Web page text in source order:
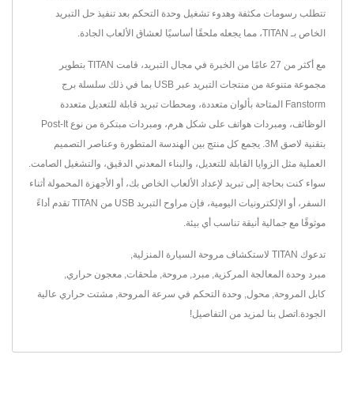
تتطلب رسومات مكثفة وهدوء تشغيل وحدة التحكم بعد تنفيذ حل التبريد
الخاص بـ TITAN، مما يجعله ملحقًا أساسيًا لعشاق الألعاب الجادة.
مع أكثر من 27 عامًا من الخبرة في مجال التبريد، قامت TITAN بتطوير
مجموعة متنوعة من منتجات التبريد عبر USB بما في ذلك سلسلة برج
Fanstorm المتاحة بألوان متعددة، ومحطات تبريد قابلة للتعديل متعددة
الوظائف، ومبردات هواتف على شكل هرم، ومبردات مبتكرة من نوع Post-It
بتقنية لاصق 3M. يجمع كل منتج بين الهندسة المتطورة وعناصر التصميم
العملية مثل الزوايا القابلة للتعديل، والبناء المعدني الدقيق، والتشغيل الصامت.
سواء كنت بحاجة إلى تبريد لإعداد الألعاب الخاص بك، أو الأجهزة المحمولة أثناء
السفر، أو الإلكترونيات اليومية، فإن مراوح التبريد USB من TITAN تقدم أداءً
موثوقًا مع جمالية أنيقة تناسب أي بيئة.
تدعوك TITAN لاستكشاف مروحة السيارة المنزلية
مبرد وحدة المعالجة المركزية مبرد مروحة ملحقات معجون حراري
كابل المروحة محول وحدة التحكم في سرعة المروحة مشتت حراري عالية
الجودة. اتصل بنا لمزيد من التفاصيل!